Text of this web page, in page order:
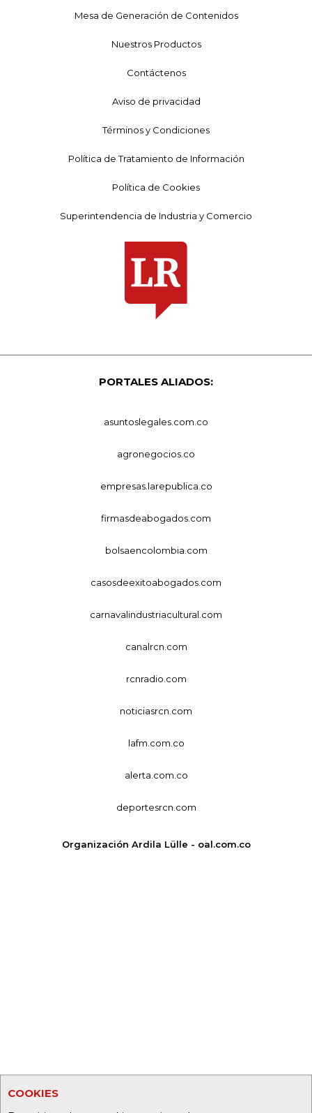
COOKIES
Mesa de Generación de Contenidos
Nuestros Productos
Contáctenos
Aviso de privacidad
Términos y Condiciones
Política de Tratamiento de Información
Política de Cookies
Superintendencia de Industria y Comercio
PORTALES ALIADOS:
asuntoslegales.com.co
agronegocios.co
empresas.larepublica.co
firmasdeabogados.com
bolsaencolombia.com
casosdeexitoabogados.com
carnavalindustriacultural.com
canalrcn.com
rcnradio.com
noticiasrcn.com
lafm.com.co
alerta.com.co
deportesrcn.com
Organización Ardila Lülle - oal.com.co